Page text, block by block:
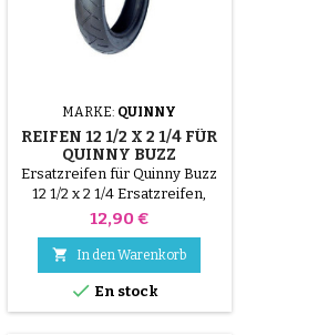
MARKE: QUINNY
REIFEN 12 1/2 X 2 1/4 FÜR
QUINNY BUZZ
Ersatzreifen für Quinny Buzz
12 1/2 x 2 1/4 Ersatzreifen,
kompatibel mit dem Quinny
Buzz Kinderwagen. Größe 12
1/2 x 2 1/4, zum Austausch
eines abgenutzten Reifens
unter Beibehaltung des
Originalrades. Montage mit
Preis
12,90 €
 In den Warenkorb
 En stock